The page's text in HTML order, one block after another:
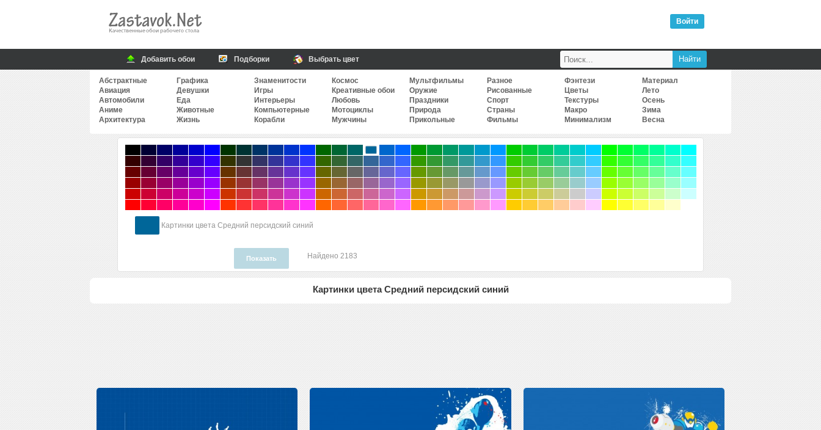
Войти
Добавить обои Подборки Выбрать цвет
Абстрактные
Авиация
Автомобили
Аниме
Архитектура
Графика
Девушки
Еда
Животные
Жизнь
Знаменитости
Игры
Интерьеры
Компьютерные
Корабли
Космос
Креативные обои
Любовь
Мотоциклы
Мужчины
Мультфильмы
Оружие
Праздники
Природа
Прикольные
Разное
Рисованные
Спорт
Страны
Фильмы
Фэнтези
Цветы
Текстуры
Макро
Минимализм
Материал
Лето
Осень
Зима
Весна
Картинки цвета Средний персидский синий
Найдено 2183
Картинки цвета Средний персидский синий